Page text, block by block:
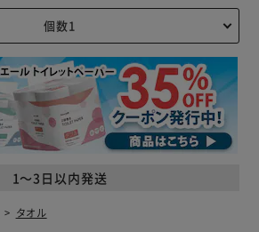
1～3日以内発送
タオル